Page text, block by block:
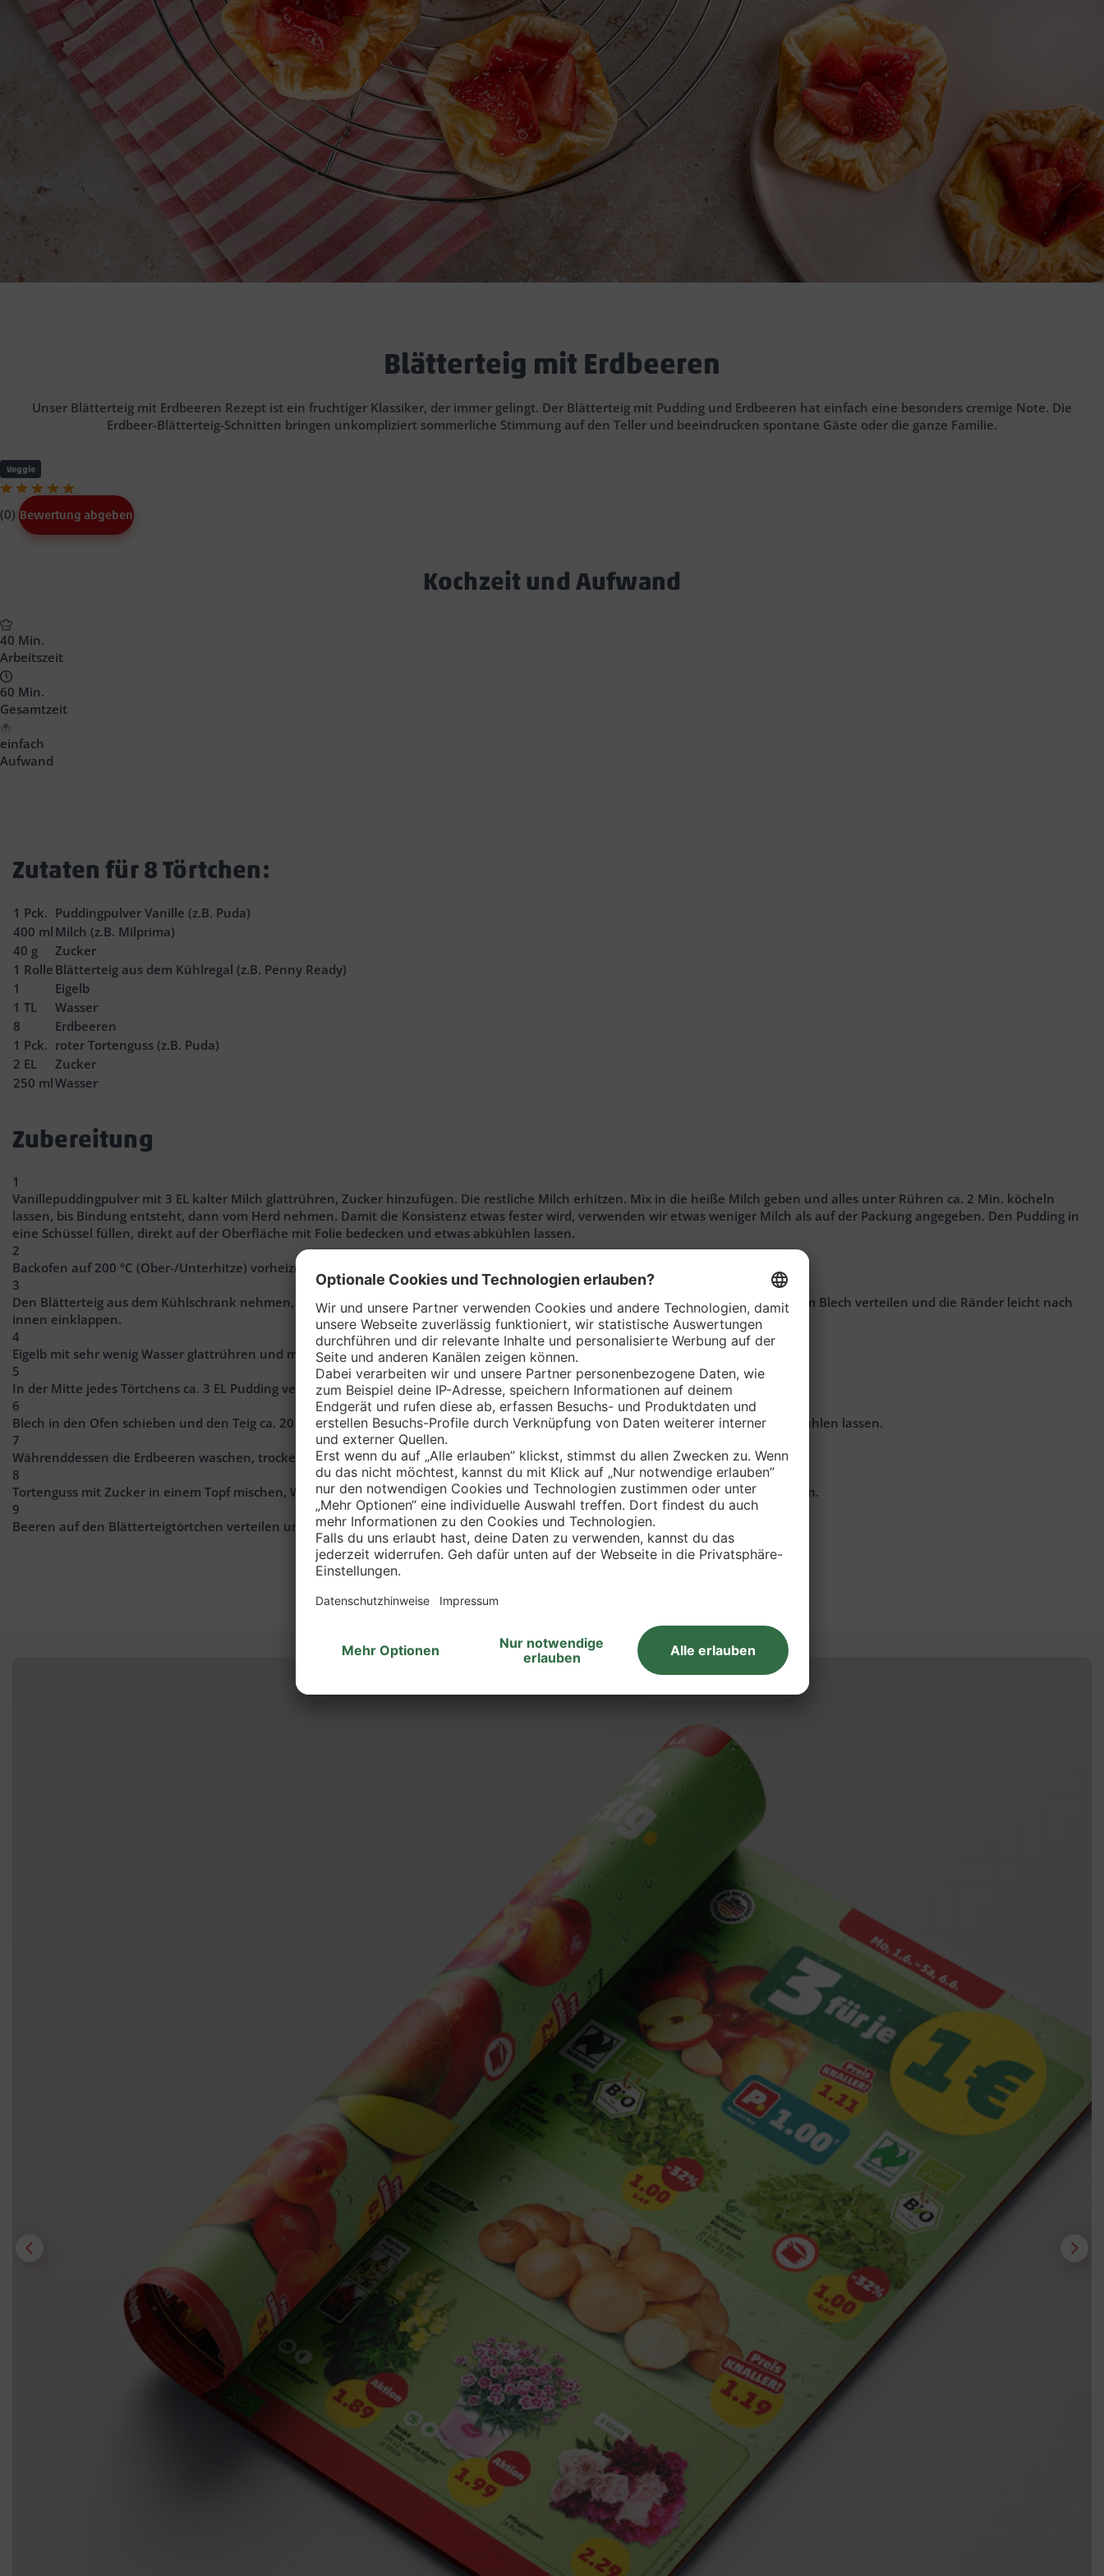
Blätterteig mit Erdbeeren
Unser Blätterteig mit Erdbeeren Rezept ist ein fruchtiger Klassiker, der immer gelingt. Der Blätterteig mit Pudding und Erdbeeren hat einfach eine besonders cremige Note. Die
Erdbeer-Blätterteig-Schnitten bringen unkompliziert sommerliche Stimmung auf den Teller und beeindrucken spontane Gäste oder die ganze Familie.
Veggie
(0) Bewertung abgeben
Headline
Kochzeit und Aufwand
40 Min.
Arbeitszeit
60 Min.
Gesamtzeit
einfach
Aufwand
Zutaten für 8 Törtchen:
1 Pck. Puddingpulver Vanille (z.B. Puda)
400 ml Milch (z.B. Milprima)
40 g
Zucker
1 Rolle Blätterteig aus dem Kühlregal (z.B. Penny Ready)
1
Eigelb
1 TL
Wasser
8
Erdbeeren
1 Pck. roter Tortenguss (z.B. Puda)
2 EL
Zucker
250 mlWasser
Zubereitung
1
Vanillepuddingpulver mit 3 EL kalter Milch glattrühren, Zucker hinzufügen. Die restliche Milch erhitzen. Mix in die heiße Milch geben und alles unter Rühren ca. 2 Min. köcheln
lassen, bis Bindung entsteht, dann vom Herd nehmen. Damit die Konsistenz etwas fester wird, verwenden wir etwas weniger Milch als auf der Packung angegeben. Den Pudding in
eine Schüssel füllen, direkt auf der Oberfläche mit Folie bedecken und etwas abkühlen lassen.
2
Backofen auf 200 °C (Ober-/Unterhitze) vorheizen. Ein Blech mit Backpapier auslegen.
3
Den Blätterteig aus dem Kühlschrank nehmen, ausrollen und den Teig in 8 etwa gleich große Quadrate schneiden. Teigstücke auf dem Blech verteilen und die Ränder leicht nach
innen einklappen.
4
Eigelb mit sehr wenig Wasser glattrühren und mit einem Pinsel auf den Blätterteig streichen.
5
In der Mitte jedes Törtchens ca. 3 EL Pudding verteilen.
6
Blech in den Ofen schieben und den Teig ca. 20 Min. backen, bis er aufgeht und goldbraun wird. Dann herausnehmen und leicht abkühlen lassen.
7
Währenddessen die Erdbeeren waschen, trockentupfen und die grünen Stielansätze herausschneiden. Beeren grob kleinschneiden.
8
Tortenguss mit Zucker in einem Topf mischen, Wasser nach und nach hinzugeben und alles glattrühren. Unter Rühren kurz aufkochen.
9
Beeren auf den Blätterteigtörtchen verteilen und mit reichlich Tortenguss beträufeln. Gut abkühlen und fest werden lassen.